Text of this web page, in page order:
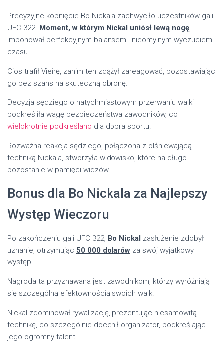
Precyzyjne kopnięcie Bo Nickala zachwyciło uczestników gali
UFC 322. Moment, w którym Nickal uniósł lewą nogę,
imponował perfekcyjnym balansem i nieomylnym wyczuciem
czasu.
Cios trafił Vieirę, zanim ten zdążył zareagować, pozostawiając
go bez szans na skuteczną obronę.
Decyzja sędziego o natychmiastowym przerwaniu walki
podkreśliła wagę bezpieczeństwa zawodników, co
wielokrotnie podkreślano dla dobra sportu.
Rozważna reakcja sędziego, połączona z olśniewającą
techniką Nickala, stworzyła widowisko, które na długo
pozostanie w pamięci widzów.
Bonus dla Bo Nickala za Najlepszy
Występ Wieczoru
Po zakończeniu gali UFC 322, Bo Nickal zasłużenie zdobył
uznanie, otrzymując 50 000 dolarów za swój wyjątkowy
występ.
Nagroda ta przyznawana jest zawodnikom, którzy wyróżniają
się szczególną efektownością swoich walk.
Nickal zdominował rywalizację, prezentując niesamowitą
technikę, co szczególnie docenił organizator, podkreślając
jego ogromny talent.